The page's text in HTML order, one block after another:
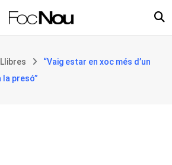
Llibres
“Vaig estar en xoc més d’un
la presó”